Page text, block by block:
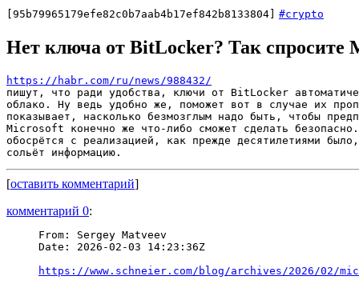
[95b79965179efe82c0b7aab4b17ef842b8133804] #crypto
Нет ключа от BitLocker? Так спросите
https://habr.com/ru/news/988432/
пишут, что ради удобства, ключи от BitLocker
облако. Ну ведь удобно же, поможет вот в случае их
показывает, насколько безмозглым надо быть, чтобы
Microsoft конечно же что-либо сможет сделать
обосрётся с реализацией, как прежде десятилетиями
[оставить комментарий]
комментарий 0:
From: Sergey Matveev
Date: 2026-02-03 14:23:36Z
https://www.schneier.com/blog/archives/2026/